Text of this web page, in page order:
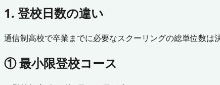
1. 登校日数の違い
通信制高校で卒業までに必要なスクーリングの総単位数は
① 最小限登校コース